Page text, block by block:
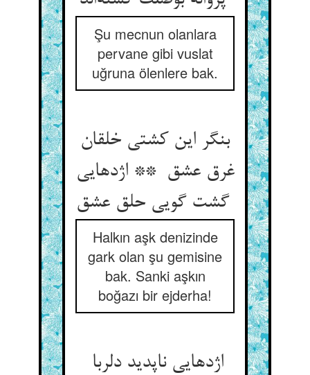
Şu mecnun olanlara
pervane gibi vuslat
uğruna ölenlere bak.
بنگر این کشتی خلقان
غرق عشق ** اژدهایی
گشت گویی حلق عشق
Halkın aşk denizinde
gark olan şu gemisine
bak. Sanki aşkın
boğazı bir ejderha!
اژدهایی ناپدید دلربا